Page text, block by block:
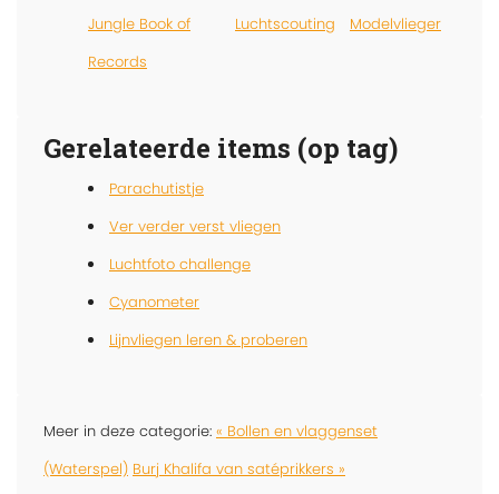
Jungle Book of
Records
Luchtscouting Modelvlieger
Gerelateerde items (op tag)
Parachutistje
Ver verder verst vliegen
Luchtfoto challenge
Cyanometer
Lijnvliegen leren & proberen
Meer in deze categorie: « Bollen en vlaggenset
(Waterspel) Burj Khalifa van satéprikkers »